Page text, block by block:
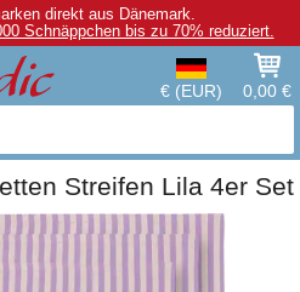
direkt aus Dänemark.
Schnäppchen bis zu 70% reduziert.
€ (EUR) 0,00 €
Streifen Lila 4er Set